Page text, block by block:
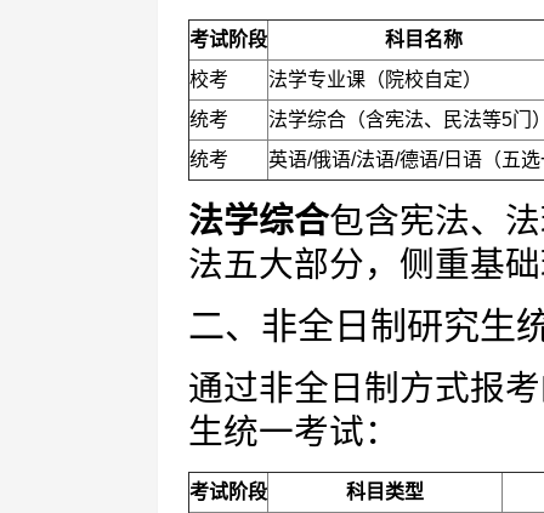
考试阶段
科目名称
校考
法学专业课（院校自定）
统考
法学综合（含宪法、民法等5门
统考
英语/俄语/法语/德语/日语（五
法学综合包含宪法、
法五大部分，侧重基
二、非全日制研究生
通过非全日制方式报
生统一考试：
考试阶段
科目类型